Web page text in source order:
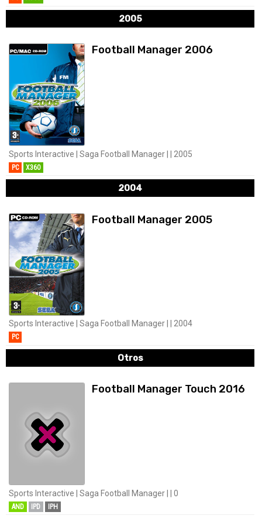
2005
Football Manager 2006
Sports Interactive | Saga Football Manager | | 2005
PC X360
2004
Football Manager 2005
Sports Interactive | Saga Football Manager | | 2004
PC
Otros
Football Manager Touch 2016
Sports Interactive | Saga Football Manager | | 0
AND IPD IPH